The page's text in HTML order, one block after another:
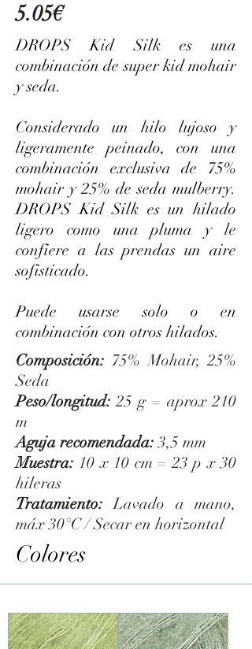
5.05€
DROPS Kid Silk es una
combinación de super kid mohair
y seda.
Considerado un hilo lujoso y
ligeramente peinado, con una
combinación exclusiva de 75%
mohair y 25% de seda mulberry.
DROPS Kid Silk es un hilado
ligero como una pluma y le
confiere a las prendas un aire
sofisticado.
Puede usarse solo o en
combinación con otros hilados.
Composición: 75% Mohair, 25%
Seda
Peso/longitud: 25 g = aprox 210
m
Aguja recomendada: 3,5 mm
Muestra: 10 x 10 cm = 23 p x 30
hileras
Tratamiento: Lavado a mano,
máx 30°C / Secar en horizontal
Colores